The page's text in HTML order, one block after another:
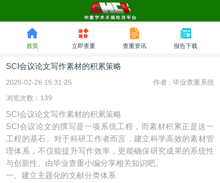
首页 立即查重 查重资讯 报告下载
SCI会议论文写作素材的积累策略
2026-02-26 15:31:25 作者 : 毕业查重系统
浏览次数：139
SCI会议论文写作素材的积累策略
SCI会议论文的撰写是一项系统工程，而素材积累正是这一
工程的基石。对于科研工作者而言，建立科学高效的素材管
理体系，不仅能提升写作效率，更能确保研究成果的系统性
与创新性。由毕业查重小编分享相关知识吧。
一、建立主题化的文献分类体系